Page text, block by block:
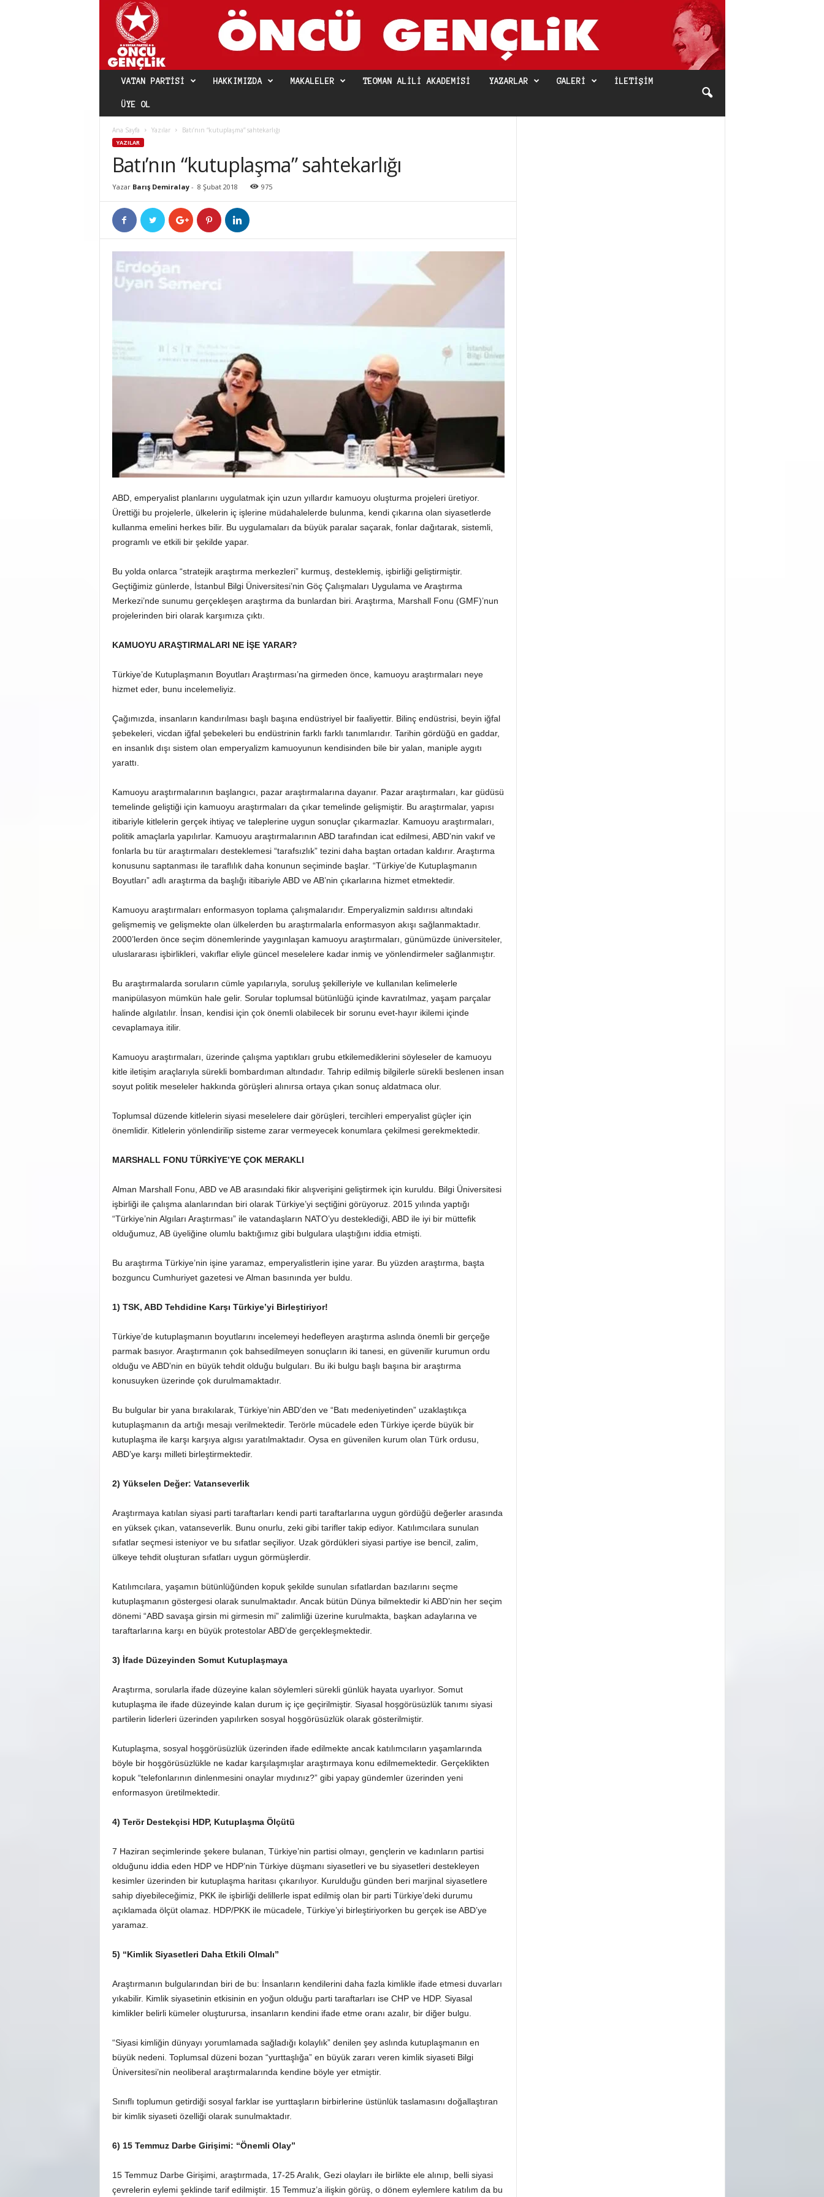
VATAN PARTISI HAKKIMIZDA MAKALELER TEOMAN ALILI AKADEMISI YAZARLAR GALERI İLETIŞIM
ÜYE OL
Ana Sayfa Yazılar Batı’nın “kutuplaşma” sahtekarlığı
YAZILAR
Batı’nın “kutuplaşma” sahtekarlığı
Yazar Barış Demiralay- 8 Şubat 2018 975
ABD, emperyalist planlarını uygulatmak için uzun yıllardır kamuoyu oluşturma projeleri üretiyor.
Ürettiği bu projelerle, ülkelerin iç işlerine müdahalelerde bulunma, kendi çıkarına olan siyasetlerde
kullanma emelini herkes bilir. Bu uygulamaları da büyük paralar saçarak, fonlar dağıtarak, sistemli,
programlı ve etkili bir şekilde yapar.
Bu yolda onlarca “stratejik araştırma merkezleri” kurmuş, desteklemiş, işbirliği geliştirmiştir.
Geçtiğimiz günlerde, İstanbul Bilgi Üniversitesi’nin Göç Çalışmaları Uygulama ve Araştırma
Merkezi’nde sunumu gerçekleşen araştırma da bunlardan biri. Araştırma, Marshall Fonu (GMF)’nun
projelerinden biri olarak karşımıza çıktı.
KAMUOYU ARAŞTIRMALARI NE İŞE YARAR?
Türkiye’de Kutuplaşmanın Boyutları Araştırması’na girmeden önce, kamuoyu araştırmaları neye
hizmet eder, bunu incelemeliyiz.
Çağımızda, insanların kandırılması başlı başına endüstriyel bir faaliyettir. Bilinç endüstrisi, beyin iğfal
şebekeleri, vicdan iğfal şebekeleri bu endüstrinin farklı farklı tanımlarıdır. Tarihin gördüğü en gaddar,
en insanlık dışı sistem olan emperyalizm kamuoyunun kendisinden bile bir yalan, maniple aygıtı
yarattı.
Kamuoyu araştırmalarının başlangıcı, pazar araştırmalarına dayanır. Pazar araştırmaları, kar güdüsü
temelinde geliştiği için kamuoyu araştırmaları da çıkar temelinde gelişmiştir. Bu araştırmalar, yapısı
itibariyle kitlelerin gerçek ihtiyaç ve taleplerine uygun sonuçlar çıkarmazlar. Kamuoyu araştırmaları,
politik amaçlarla yapılırlar. Kamuoyu araştırmalarının ABD tarafından icat edilmesi, ABD’nin vakıf ve
fonlarla bu tür araştırmaları desteklemesi “tarafsızlık” tezini daha baştan ortadan kaldırır. Araştırma
konusunu saptanması ile taraflılık daha konunun seçiminde başlar. “Türkiye’de Kutuplaşmanın
Boyutları” adlı araştırma da başlığı itibariyle ABD ve AB’nin çıkarlarına hizmet etmektedir.
Kamuoyu araştırmaları enformasyon toplama çalışmalarıdır. Emperyalizmin saldırısı altındaki
gelişmemiş ve gelişmekte olan ülkelerden bu araştırmalarla enformasyon akışı sağlanmaktadır.
2000’lerden önce seçim dönemlerinde yaygınlaşan kamuoyu araştırmaları, günümüzde üniversiteler,
uluslararası işbirlikleri, vakıflar eliyle güncel meselelere kadar inmiş ve yönlendirmeler sağlanmıştır.
Bu araştırmalarda soruların cümle yapılarıyla, soruluş şekilleriyle ve kullanılan kelimelerle
manipülasyon mümkün hale gelir. Sorular toplumsal bütünlüğü içinde kavratılmaz, yaşam parçalar
halinde algılatılır. İnsan, kendisi için çok önemli olabilecek bir sorunu evet-hayır ikilemi içinde
cevaplamaya itilir.
Kamuoyu araştırmaları, üzerinde çalışma yaptıkları grubu etkilemediklerini söyleseler de kamuoyu
kitle iletişim araçlarıyla sürekli bombardıman altındadır. Tahrip edilmiş bilgilerle sürekli beslenen insan
soyut politik meseleler hakkında görüşleri alınırsa ortaya çıkan sonuç aldatmaca olur.
Toplumsal düzende kitlelerin siyasi meselelere dair görüşleri, tercihleri emperyalist güçler için
önemlidir. Kitlelerin yönlendirilip sisteme zarar vermeyecek konumlara çekilmesi gerekmektedir.
MARSHALL FONU TÜRKİYE’YE ÇOK MERAKLI
Alman Marshall Fonu, ABD ve AB arasındaki fikir alışverişini geliştirmek için kuruldu. Bilgi Üniversitesi
işbirliği ile çalışma alanlarından biri olarak Türkiye’yi seçtiğini görüyoruz. 2015 yılında yaptığı
“Türkiye’nin Algıları Araştırması” ile vatandaşların NATO’yu desteklediği, ABD ile iyi bir müttefik
olduğumuz, AB üyeliğine olumlu baktığımız gibi bulgulara ulaştığını iddia etmişti.
Bu araştırma Türkiye’nin işine yaramaz, emperyalistlerin işine yarar. Bu yüzden araştırma, başta
bozguncu Cumhuriyet gazetesi ve Alman basınında yer buldu.
1) TSK, ABD Tehdidine Karşı Türkiye’yi Birleştiriyor!
Türkiye’de kutuplaşmanın boyutlarını incelemeyi hedefleyen araştırma aslında önemli bir gerçeğe
parmak basıyor. Araştırmanın çok bahsedilmeyen sonuçların iki tanesi, en güvenilir kurumun ordu
olduğu ve ABD’nin en büyük tehdit olduğu bulguları. Bu iki bulgu başlı başına bir araştırma
konusuyken üzerinde çok durulmamaktadır.
Bu bulgular bir yana bırakılarak, Türkiye’nin ABD’den ve “Batı medeniyetinden” uzaklaştıkça
kutuplaşmanın da artığı mesajı verilmektedir. Terörle mücadele eden Türkiye içerde büyük bir
kutuplaşma ile karşı karşıya algısı yaratılmaktadır. Oysa en güvenilen kurum olan Türk ordusu,
ABD’ye karşı milleti birleştirmektedir.
2) Yükselen Değer: Vatanseverlik
Araştırmaya katılan siyasi parti taraftarları kendi parti taraftarlarına uygun gördüğü değerler arasında
en yüksek çıkan, vatanseverlik. Bunu onurlu, zeki gibi tarifler takip ediyor. Katılımcılara sunulan
sıfatlar seçmesi isteniyor ve bu sıfatlar seçiliyor. Uzak gördükleri siyasi partiye ise bencil, zalim,
ülkeye tehdit oluşturan sıfatları uygun görmüşlerdir.
Katılımcılara, yaşamın bütünlüğünden kopuk şekilde sunulan sıfatlardan bazılarını seçme
kutuplaşmanın göstergesi olarak sunulmaktadır. Ancak bütün Dünya bilmektedir ki ABD’nin her seçim
dönemi “ABD savaşa girsin mi girmesin mi” zalimliği üzerine kurulmakta, başkan adaylarına ve
taraftarlarına karşı en büyük protestolar ABD’de gerçekleşmektedir.
3) İfade Düzeyinden Somut Kutuplaşmaya
Araştırma, sorularla ifade düzeyine kalan söylemleri sürekli günlük hayata uyarlıyor. Somut
kutuplaşma ile ifade düzeyinde kalan durum iç içe geçirilmiştir. Siyasal hoşgörüsüzlük tanımı siyasi
partilerin liderleri üzerinden yapılırken sosyal hoşgörüsüzlük olarak gösterilmiştir.
Kutuplaşma, sosyal hoşgörüsüzlük üzerinden ifade edilmekte ancak katılımcıların yaşamlarında
böyle bir hoşgörüsüzlükle ne kadar karşılaşmışlar araştırmaya konu edilmemektedir. Gerçeklikten
kopuk “telefonlarının dinlenmesini onaylar mıydınız?” gibi yapay gündemler üzerinden yeni
enformasyon üretilmektedir.
4) Terör Destekçisi HDP, Kutuplaşma Ölçütü
7 Haziran seçimlerinde şekere bulanan, Türkiye’nin partisi olmayı, gençlerin ve kadınların partisi
olduğunu iddia eden HDP ve HDP’nin Türkiye düşmanı siyasetleri ve bu siyasetleri destekleyen
kesimler üzerinden bir kutuplaşma haritası çıkarılıyor. Kurulduğu günden beri marjinal siyasetlere
sahip diyebileceğimiz, PKK ile işbirliği delillerle ispat edilmiş olan bir parti Türkiye’deki durumu
açıklamada ölçüt olamaz. HDP/PKK ile mücadele, Türkiye’yi birleştiriyorken bu gerçek ise ABD’ye
yaramaz.
5) “Kimlik Siyasetleri Daha Etkili Olmalı”
Araştırmanın bulgularından biri de bu: İnsanların kendilerini daha fazla kimlikle ifade etmesi duvarları
yıkabilir. Kimlik siyasetinin etkisinin en yoğun olduğu parti taraftarları ise CHP ve HDP. Siyasal
kimlikler belirli kümeler oluşturursa, insanların kendini ifade etme oranı azalır, bir diğer bulgu.
“Siyasi kimliğin dünyayı yorumlamada sağladığı kolaylık” denilen şey aslında kutuplaşmanın en
büyük nedeni. Toplumsal düzeni bozan “yurttaşlığa” en büyük zararı veren kimlik siyaseti Bilgi
Üniversitesi’nin neoliberal araştırmalarında kendine böyle yer etmiştir.
Sınıflı toplumun getirdiği sosyal farklar ise yurttaşların birbirlerine üstünlük taslamasını doğallaştıran
bir kimlik siyaseti özelliği olarak sunulmaktadır.
6) 15 Temmuz Darbe Girişimi: “Önemli Olay”
15 Temmuz Darbe Girişimi, araştırmada, 17-25 Aralık, Gezi olayları ile birlikte ele alınıp, belli siyasi
çevrelerin eylemi şeklinde tarif edilmiştir. 15 Temmuz’a ilişkin görüş, o dönem eylemlere katılım da bu